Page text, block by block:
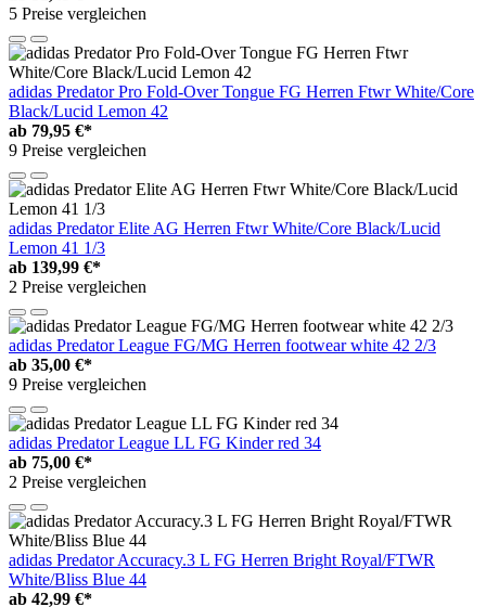
5 Preise vergleichen
adidas Predator Pro Fold-Over Tongue FG Herren Ftwr White/Core
Black/Lucid Lemon 42
ab 79,95 €*
9 Preise vergleichen
adidas Predator Elite AG Herren Ftwr White/Core Black/Lucid
Lemon 41 1/3
ab 139,99 €*
2 Preise vergleichen
adidas Predator League FG/MG Herren footwear white 42 2/3
ab 35,00 €*
9 Preise vergleichen
adidas Predator League LL FG Kinder red 34
ab 75,00 €*
2 Preise vergleichen
adidas Predator Accuracy.3 L FG Herren Bright Royal/FTWR
White/Bliss Blue 44
ab 42,99 €*